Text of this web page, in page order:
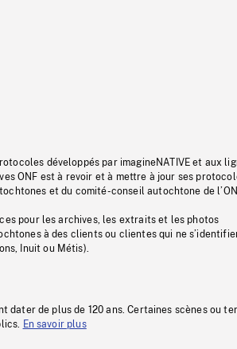
développés par imagineNATIVE et aux
ONF est à revoir et à mettre à jour ses
et du comité-conseil autochtone de
pour les archives, les extraits et les photos
à des clients ou clientes qui ne
Inuit ou Métis).
dater de plus de 120 ans. Certaines scènes ou
En savoir plus